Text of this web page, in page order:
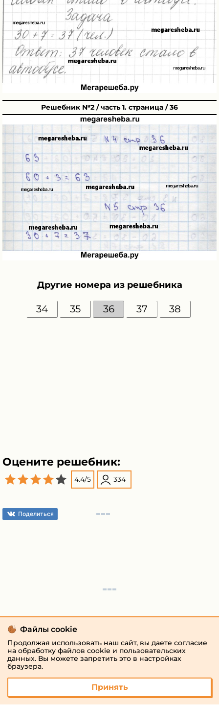
Решебник №2 / часть 1. страница / 36
Другие номера из решебника
34 35 36 37 38
Оцените решебник:
4.4/5 334
Поделиться
Файлы cookie
Продолжая использовать наш сайт, вы даете согласие
на обработку файлов cookie и пользовательских
данных. Вы можете запретить это в настройках
браузера.
Принять